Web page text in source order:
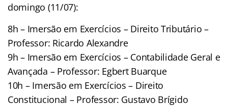
domingo (11/07):
8h – Imersão em Exercícios – Direito Tributário –
Professor: Ricardo Alexandre
9h – Imersão em Exercícios – Contabilidade Geral e
Avançada – Professor: Egbert Buarque
10h – Imersão em Exercícios – Direito
Constitucional – Professor: Gustavo Brígido